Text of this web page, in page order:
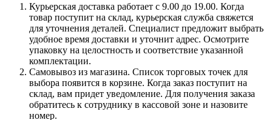
Курьерская доставка работает с 9.00 до 19.00. Когда
товар поступит на склад, курьерская служба свяжется
для уточнения деталей. Специалист предложит выбрать
удобное время доставки и уточнит адрес. Осмотрите
упаковку на целостность и соответствие указанной
комплектации.
Самовывоз из магазина. Список торговых точек для
выбора появится в корзине. Когда заказ поступит на
склад, вам придет уведомление. Для получения заказа
обратитесь к сотруднику в кассовой зоне и назовите
номер.